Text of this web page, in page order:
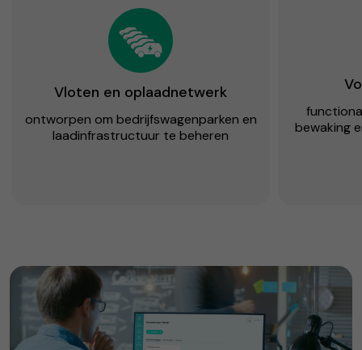
Vloten en oplaadnetwerk
ontworpen om bedrijfswagenparken en
laadinfrastructuur te beheren
bewaking